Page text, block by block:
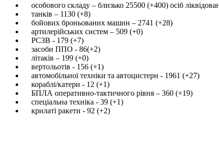
особового складу – близько 25500 (+400) осіб
танків – 1130 (+8)
бойових броньованих машин – 2741 (+28)
артилерійських систем – 509 (+0)
РСЗВ - 179 (+7)
засоби ППО - 86(+2)
літаків – 199 (+0)
вертольотів - 156 (+1)
автомобільної техніки та автоцистерн - 1961 (+27)
кораблі/катери - 12 (+1)
БПЛА оперативно-тактичного рівня – 360 (+19)
спеціальна техніка - 39 (+1)
крилаті ракети - 92 (+2)